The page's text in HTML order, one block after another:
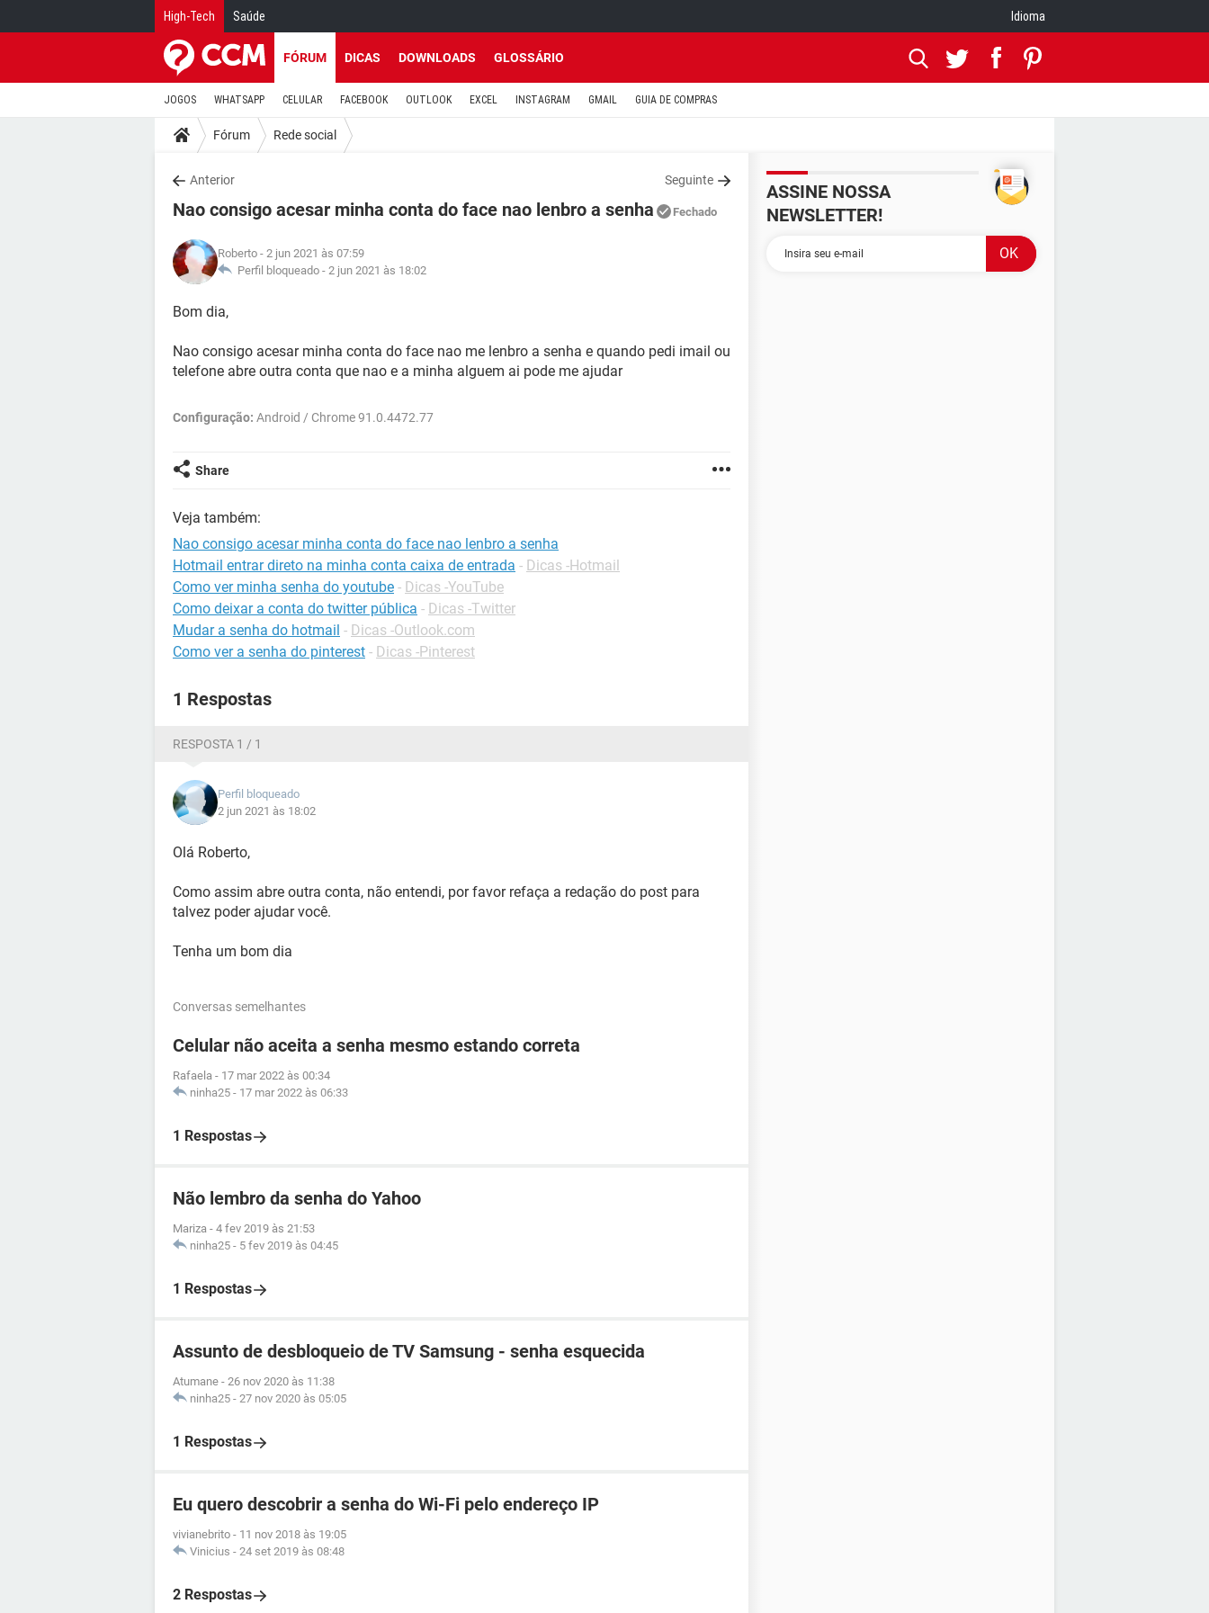
High-Tech Saúde Idioma
FÓRUM DICAS DOWNLOADS GLOSSÁRIO
JOGOS WHATSAPP CELULAR FACEBOOK OUTLOOK EXCEL INSTAGRAM GMAIL GUIA DE COMPRAS
Fórum Rede social
Anterior Seguinte
Nao consigo acesar minha conta do face nao lenbro a senha Fechado
Roberto - 2 jun 2021 às 07:59
Perfil bloqueado - 2 jun 2021 às 18:02
Bom dia,
Nao consigo acesar minha conta do face nao me lenbro a senha e quando pedi imail ou
telefone abre outra conta que nao e a minha alguem ai pode me ajudar
Configuração: Android / Chrome 91.0.4472.77
Share
Veja também:
Nao consigo acesar minha conta do face nao lenbro a senha
Hotmail entrar direto na minha conta caixa de entrada - Dicas -Hotmail
Como ver minha senha do youtube - Dicas -YouTube
Como deixar a conta do twitter pública - Dicas -Twitter
Mudar a senha do hotmail - Dicas -Outlook.com
Como ver a senha do pinterest - Dicas -Pinterest
1 Respostas
RESPOSTA 1 / 1
Perfil bloqueado
2 jun 2021 às 18:02
Olá Roberto,
Como assim abre outra conta, não entendi, por favor refaça a redação do post para
talvez poder ajudar você.
Tenha um bom dia
Conversas semelhantes
Celular não aceita a senha mesmo estando correta
Rafaela - 17 mar 2022 às 00:34
ninha25 - 17 mar 2022 às 06:33
1 Respostas
Não lembro da senha do Yahoo
Mariza - 4 fev 2019 às 21:53
ninha25 - 5 fev 2019 às 04:45
1 Respostas
Assunto de desbloqueio de TV Samsung - senha esquecida
Atumane - 26 nov 2020 às 11:38
ninha25 - 27 nov 2020 às 05:05
1 Respostas
Eu quero descobrir a senha do Wi-Fi pelo endereço IP
vivianebrito - 11 nov 2018 às 19:05
Vinicius - 24 set 2019 às 08:48
2 Respostas
ASSINE NOSSA
NEWSLETTER!